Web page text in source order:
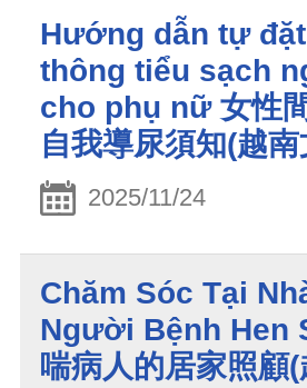
Hướng dẫn tự
thông tiểu sạch
cho phụ nữ 女性
自我導尿須知(越南
2025/11/24
Chăm Sóc Tại
Người Bệnh Hen
喘病人的居家照顧(